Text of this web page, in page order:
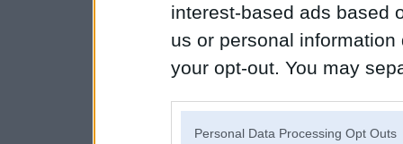
interest-based ads based
us or personal
your opt-out. You may
Personal Data Processing Opt Outs